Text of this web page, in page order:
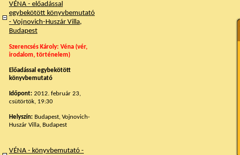
VÉNA - előadással
egybekötött könyvbemutató
- Vojnovich-Huszár Villa,
Budapest
Szerencsés Károly: Véna (vér,
irodalom, történelem)
Előadással egybekötött
könyvbemutató
Időpont: 2012. február 23,
csütörtök, 19:30
Helyszín: Budapest, Vojnovich-
Huszár Villa, Budapest
VÉNA - könyvbemutató -